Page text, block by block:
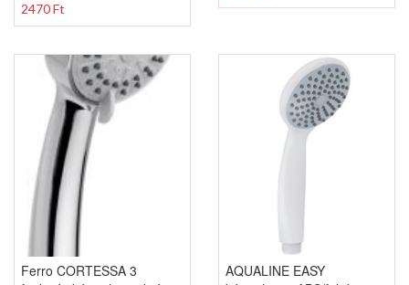
2470 Ft
Ferro CORTESSA 3
AQUALINE EASY